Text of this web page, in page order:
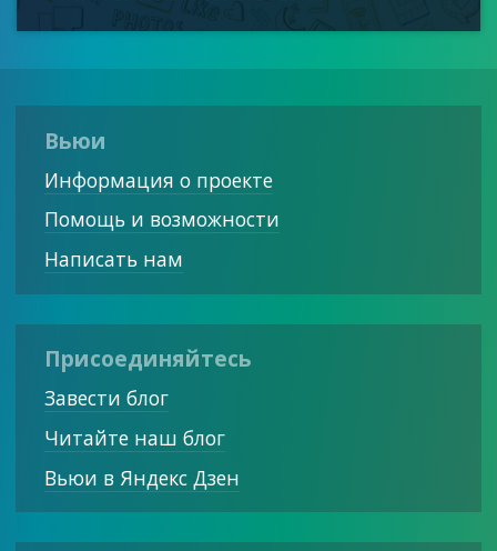
Вьюи
Информация о проекте
Помощь и возможности
Написать нам
Присоединяйтесь
Завести блог
Читайте наш блог
Вьюи в Яндекс Дзен